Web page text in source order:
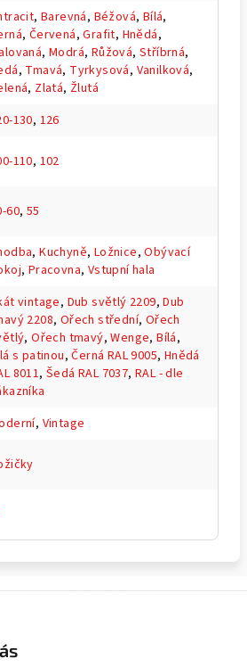
,Barevná, Béžová, Bílá,
, Červená,Grafit, Hnědá,
,Modrá, Růžová,Stříbrná,
, Tmavá, Tyrkysová, Vanilková,
, Zlatá, Žlutá
130, 126
110, 102
60, 55
,Kuchyně, Ložnice,Obývací
, Pracovna, Vstupní hala
vintage, Dub světlý 2209,Dub
2208, Ořech střední, Ořech
,Ořech tmavý,Wenge,Bílá,
s patinou,Černá RAL 9005, Hnědá
8011,Šedá RAL 7037,RAL - dle
, Vintage